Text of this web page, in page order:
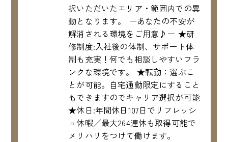
択いただいたエリア・範囲内での異
動となります。 ーあなたの不安が
解消される環境をご用意♪ー ★研
修制度:入社後の体制、サポート体
制も充実！何でも相談しやすいフラ
ンクな環境です。 ★転勤：選ぶこ
とが可能。自宅通勤限定にすること
もできますのでキャリア選択が可能
★休日:年間休日107日でリフレッシ
ュ休暇／最大264連休も取得可能で
メリハリをつけて働けます。